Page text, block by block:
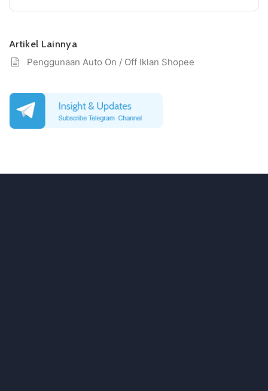
Artikel Lainnya
Penggunaan Auto On / Off Iklan Shopee